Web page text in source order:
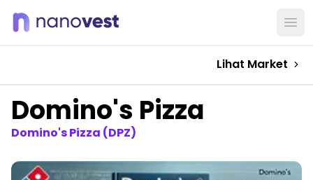
Lihat Market
Domino's Pizza
Domino's Pizza (DPZ)